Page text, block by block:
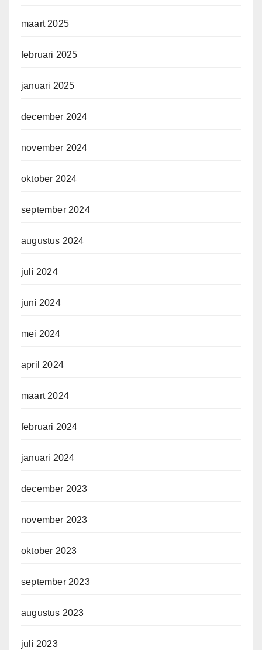
maart 2025
februari 2025
januari 2025
december 2024
november 2024
oktober 2024
september 2024
augustus 2024
juli 2024
juni 2024
mei 2024
april 2024
maart 2024
februari 2024
januari 2024
december 2023
november 2023
oktober 2023
september 2023
augustus 2023
juli 2023